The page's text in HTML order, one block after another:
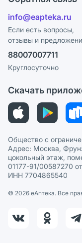
Блог
Лицензия
Реклама на сайте
Ваши товары на
Программа
Политика
Пользовательское
Политика
Этика и
Политика в
info@eapteka.ru
Если есть вопросы,
отзывы и
88007007711
Круглосуточно
Скачать
Общество с
Адрес: Москва,
цокольный этаж,
01177-91/00587270
ИНН 7704865540
© 2026 eАптека. Все